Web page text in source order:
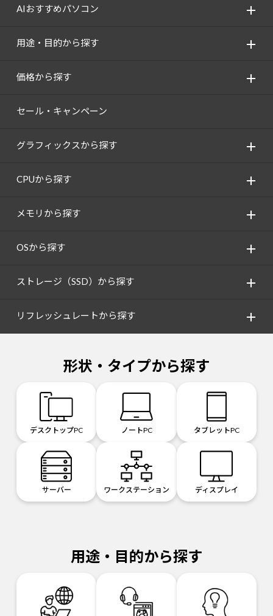
AIおすすめパソコン
用途・目的から探す
価格から探す
セール・キャンペーン
グラフィックスから探す
CPUから探す
メモリから探す
OSから探す
ストレージ（SSD）から探す
リフレッシュレートから探す
形状・タイプから探す
デスクトップPC ノートPC タブレットPC
サーバー ワークステーション ディスプレイ
用途・目的から探す